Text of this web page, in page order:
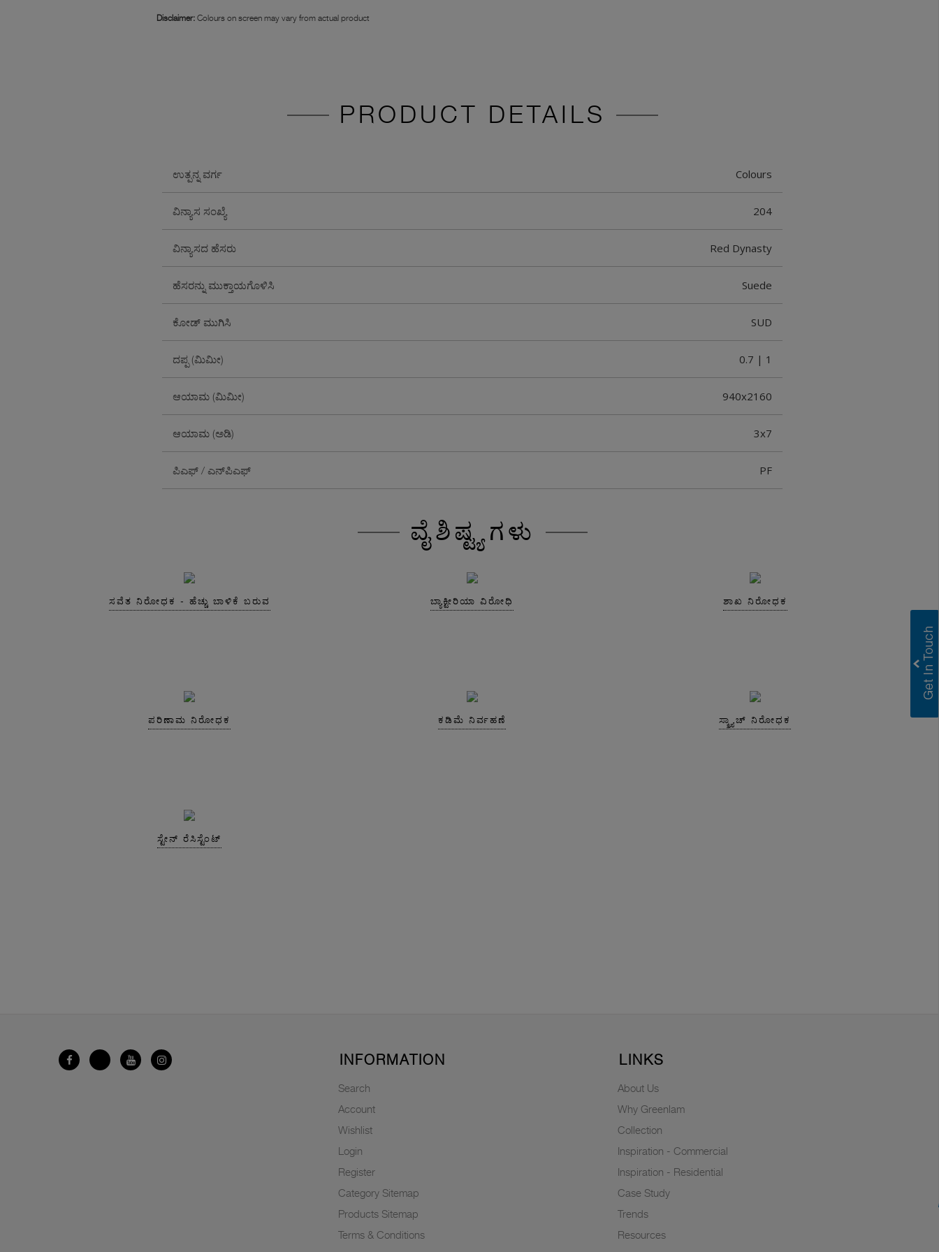
Disclaimer: Colours on screen may vary from actual product
PRODUCT DETAILS
ಉತ್ಪನ್ನ ವರ್ಗ Colours
ವಿನ್ಯಾಸ ಸಂಖ್ಯೆ 204
ವಿನ್ಯಾಸದ ಹೆಸರು Red Dynasty
ಹೆಸರನ್ನು ಮುಕ್ತಾಯಗೊಳಿಸಿ Suede
ಕೋಡ್ ಮುಗಿಸಿ SUD
ದಪ್ಪ (ಮಿಮೀ) 0.7 | 1
ಆಯಾಮ (ಮಿಮೀ) 940x2160
ಆಯಾಮ (ಅಡಿ) 3x7
ಪಿಎಫ್ / ಎನ್‌ಪಿಎಫ್ PF
ವೈಶಿಷ್ಟ್ಯಗಳು
ಸವೆತ ನಿರೋಧಕ - ಹೆಚ್ಚು ಬಾಳಿಕೆ ಬರುವ ಬ್ಯಾಕ್ಟೀರಿಯಾ ವಿರೋಧಿ ಶಾಖ ನಿರೋಧಕ
ಪರಿಣಾಮ ನಿರೋಧಕ ಕಡಿಮೆ ನಿರ್ವಹಣೆ ಸ್ಕ್ರ್ಯಾಚ್ ನಿರೋಧಕ
ಸ್ಟೇನ್ ರೆಸಿಸ್ಟೆಂಟ್
INFORMATION
Search
Account
Wishlist
Login
Register
Category Sitemap
Products Sitemap
Terms & Conditions
LINKS
About Us
Why Greenlam
Collection
Inspiration - Commercial
Inspiration - Residential
Case Study
Trends
Resources